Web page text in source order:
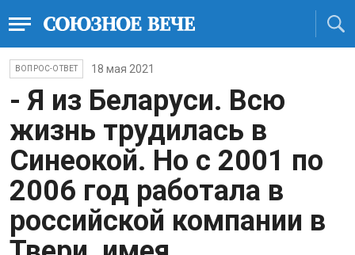
ВОПРОС-ОТВЕТ 18 мая 2021
- Я из Беларуси. Всю
жизнь трудилась в
Синеокой. Но с 2001 по
2006 год работала в
российской компании в